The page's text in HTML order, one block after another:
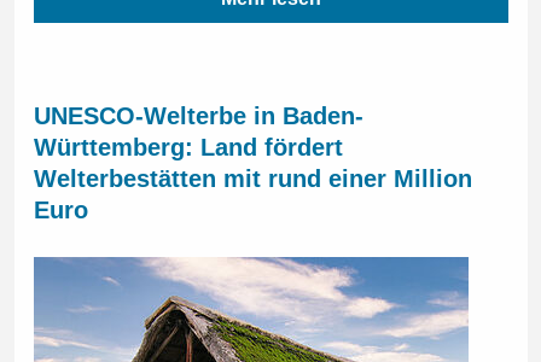
UNESCO-Welterbe in Baden-
Württemberg: Land fördert
Welterbestätten mit rund einer Million
Euro